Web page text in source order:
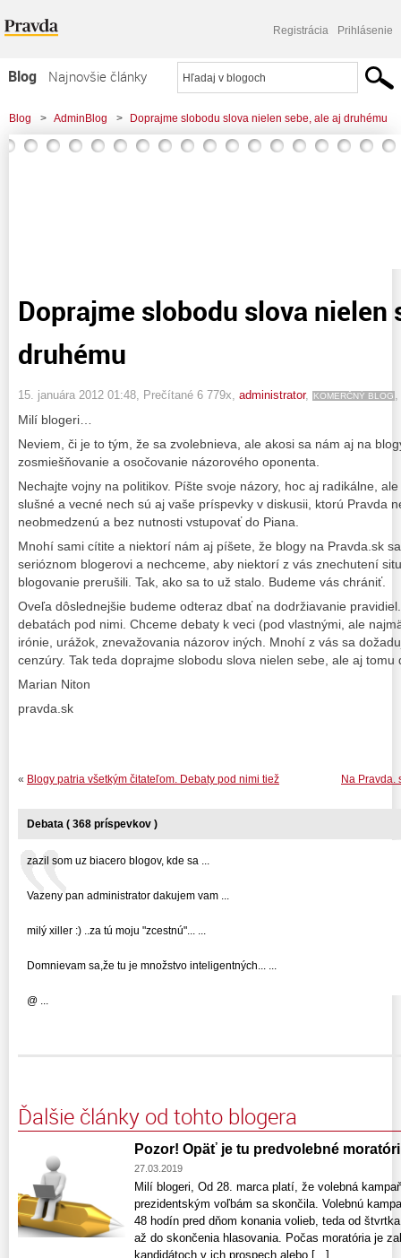
Registrácia Prihlásenie
Blog
Najnovšie články
Najčítanejšie články
Najkomentovanejšie články
Blog > AdminBlog > Doprajme slobodu slova nielen sebe, ale aj druhému
Doprajme slobodu slova nielen
druhému
15. januára 2012 01:48 , Prečítané 6 779x, administrator, KOMERČNÝ BLOG
Milí blogeri…
Neviem, či je to tým, že sa zvolebnieva, ale akosi sa nám aj na
zosmiešňovanie a osočovanie názorového oponenta.
Nechajte vojny na politikov. Píšte svoje názory, hoc aj radikálne,
slušné a vecné nech sú aj vaše príspevky v diskusii, ktorú Pravda
neobmedzenú a bez nutnosti vstupovať do Piana.
Mnohí sami cítite a niektorí nám aj píšete, že blogy na Pravda.sk
serióznom blogerovi a nechceme, aby niektorí z vás znechutení
blogovanie prerušili. Tak, ako sa to už stalo. Budeme vás chrániť.
Oveľa dôslednejšie budeme odteraz dbať na dodržiavanie
debatách pod nimi. Chceme debaty k veci (pod vlastnými, ale
irónie, urážok, znevažovania názorov iných. Mnohí z vás sa
cenzúry. Tak teda doprajme slobodu slova nielen sebe, ale aj tomu
Marian Niton
pravda.sk
Na Pravda.
« Blogy patria všetkým čitateľom. Debaty pod nimi tiež
Debata ( 368 príspevkov )
zazil som uz biacero blogov, kde sa ...
Vazeny pan administrator dakujem vam ...
milý xiller :) ..za tú moju "zcestnú"... ...
Domnievam sa,že tu je množstvo inteligentných... ...
@ ...
Ďalšie články od tohto blogera
Pozor! Opäť je tu predvolebné
27.03.2019
Milí blogeri, Od 28. marca platí, že volebná
prezidentským voľbám sa skončila. Volebnú
48 hodín pred dňom konania volieb, teda od
až do skončenia hlasovania. Počas moratória je
kandidátoch v ich prospech alebo [...]